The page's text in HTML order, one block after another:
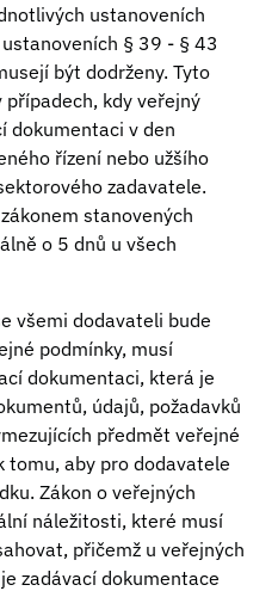
ustanoveních
§ 39 - § 43
být dodrženy. Tyto
kdy veřejný
dokumentaci v den
řízení nebo užšího
zadavatele.
stanovených
o 5 dnů u všech
všemi dodavateli bude
podmínky, musí
dokumentaci, která je
údajů, požadavků
předmět veřejné
tomu, aby pro dodavatele
Zákon o veřejných
náležitosti, které musí
přičemž u veřejných
zadávací dokumentace